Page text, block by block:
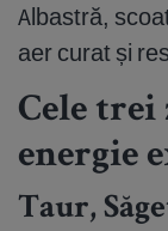
Albastră,
aer curat și
Cele trei
energie
Taur,